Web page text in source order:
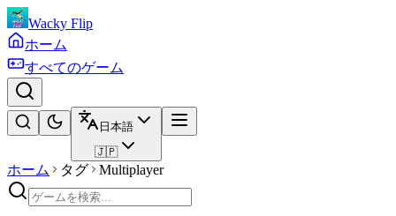
Wacky Flip
ホーム
すべてのゲーム
日本語
🇯🇵
ホーム タグ Multiplayer